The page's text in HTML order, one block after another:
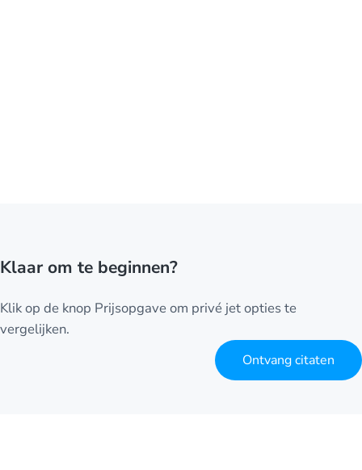
Klaar om te beginnen?
Klik op de knop Prijsopgave om privé jet opties te
vergelijken.
Ontvang citaten